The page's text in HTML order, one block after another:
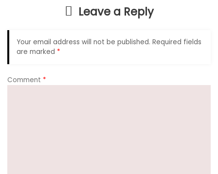
p Leave a Reply
Your email address will not be published. Required fields
are marked *
Comment *